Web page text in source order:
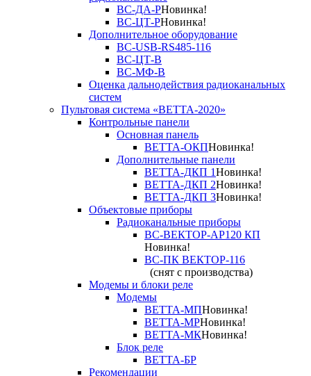
ВС-ДА-РНовинка!
ВС-ЦТ-РНовинка!
Дополнительное оборудование
ВС-USB-RS485-116
ВС-ЦТ-В
ВС-МФ-В
Оценка дальнодействия радиоканальных
систем
Пультовая система «ВЕТТА-2020»
Контрольные панели
Основная панель
ВЕТТА-ОКПНовинка!
Дополнительные панели
ВЕТТА-ДКП 1Новинка!
ВЕТТА-ДКП 2Новинка!
ВЕТТА-ДКП 3Новинка!
Объектовые приборы
Радиоканальные приборы
ВС-ВЕКТОР-АР120 КП
Новинка!
ВС-ПК ВЕКТОР-116
(снят с производства)
Модемы и блоки реле
Модемы
ВЕТТА-МПНовинка!
ВЕТТА-МРНовинка!
ВЕТТА-МКНовинка!
Блок реле
ВЕТТА-БР
Рекомендации